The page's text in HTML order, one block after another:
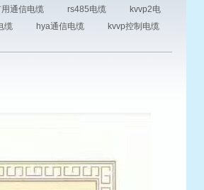
通信电缆 rs485电缆
kvvp2电
缆
hya通信电缆 kvvp控制电缆